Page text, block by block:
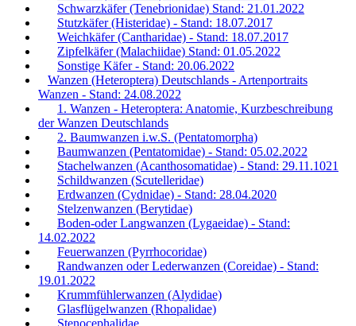
Schwarzkäfer (Tenebrionidae) Stand: 21.01.2022
Stutzkäfer (Histeridae) - Stand: 18.07.2017
Weichkäfer (Cantharidae) - Stand: 18.07.2017
Zipfelkäfer (Malachiidae) Stand: 01.05.2022
Sonstige Käfer - Stand: 20.06.2022
Wanzen (Heteroptera) Deutschlands - Artenportraits
Wanzen - Stand: 24.08.2022
1. Wanzen - Heteroptera: Anatomie, Kurzbeschreibung
der Wanzen Deutschlands
2. Baumwanzen i.w.S. (Pentatomorpha)
Baumwanzen (Pentatomidae) - Stand: 05.02.2022
Stachelwanzen (Acanthosomatidae) - Stand: 29.11.1021
Schildwanzen (Scutelleridae)
Erdwanzen (Cydnidae) - Stand: 28.04.2020
Stelzenwanzen (Berytidae)
Boden-oder Langwanzen (Lygaeidae) - Stand:
14.02.2022
Feuerwanzen (Pyrrhocoridae)
Randwanzen oder Lederwanzen (Coreidae) - Stand:
19.01.2022
Krummfühlerwanzen (Alydidae)
Glasflügelwanzen (Rhopalidae)
Stenocephalidae